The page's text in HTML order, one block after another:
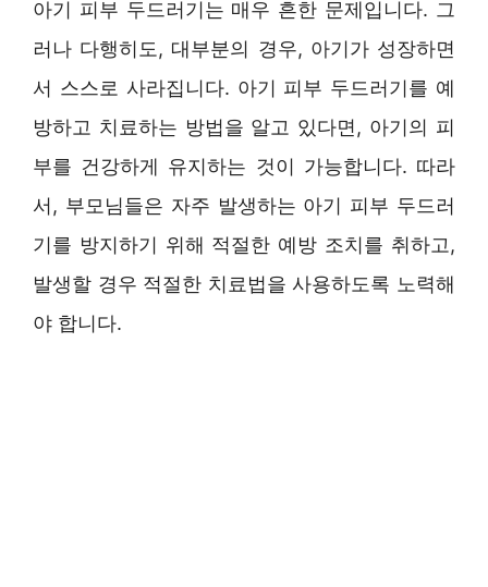
아기 피부 두드러기는 매우 흔한 문제입니다. 그
러나 다행히도, 대부분의 경우, 아기가 성장하면
서 스스로 사라집니다. 아기 피부 두드러기를 예
방하고 치료하는 방법을 알고 있다면, 아기의 피
부를 건강하게 유지하는 것이 가능합니다. 따라
서, 부모님들은 자주 발생하는 아기 피부 두드러
기를 방지하기 위해 적절한 예방 조치를 취하고,
발생할 경우 적절한 치료법을 사용하도록 노력해
야 합니다.